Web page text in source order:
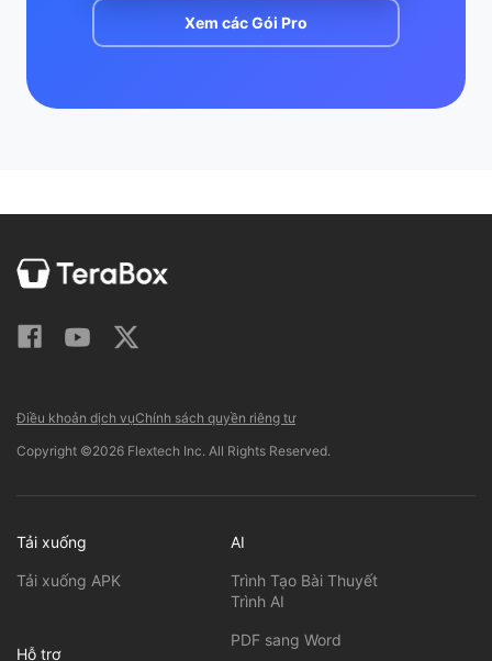
Xem các Gói Pro
Điều khoản dịch vụChính sách quyền riêng tư
Copyright ©2026 Flextech Inc. All Rights Reserved.
Tải xuống
Tải xuống APK
Hỗ trợ
AI
Trình Tạo Bài Thuyết
Trình AI
PDF sang Word